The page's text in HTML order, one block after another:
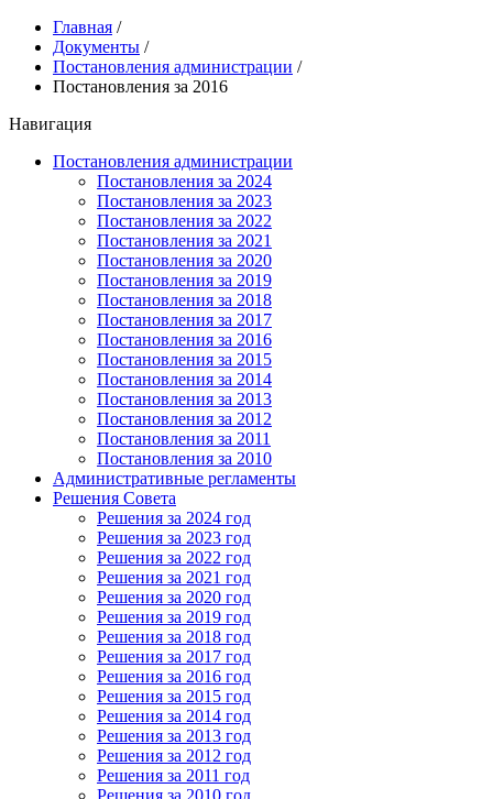
Главная /
Документы /
Постановления администрации /
Постановления за 2016
Навигация
Постановления администрации
Постановления за 2024
Постановления за 2023
Постановления за 2022
Постановления за 2021
Постановления за 2020
Постановления за 2019
Постановления за 2018
Постановления за 2017
Постановления за 2016
Постановления за 2015
Постановления за 2014
Постановления за 2013
Постановления за 2012
Постановления за 2011
Постановления за 2010
Административные регламенты
Решения Совета
Решения за 2024 год
Решения за 2023 год
Решения за 2022 год
Решения за 2021 год
Решения за 2020 год
Решения за 2019 год
Решения за 2018 год
Решения за 2017 год
Решения за 2016 год
Решения за 2015 год
Решения за 2014 год
Решения за 2013 год
Решения за 2012 год
Решения за 2011 год
Решения за 2010 год